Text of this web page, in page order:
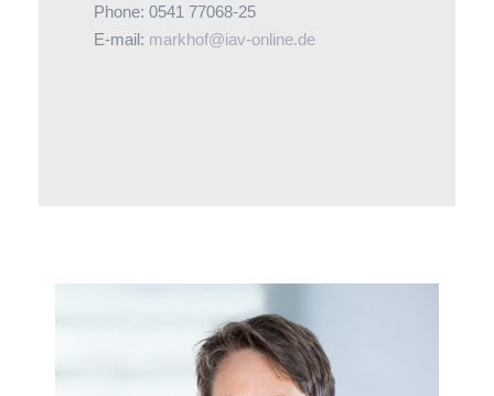
Phone: 0541 77068-25
E-mail: markhof@iav-online.de
Sabine Stöhr leitet die Öffentlichkeits- und